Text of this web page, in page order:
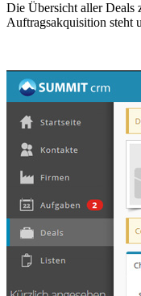
Die Übersicht aller Deals
Auftragsakquisition steht